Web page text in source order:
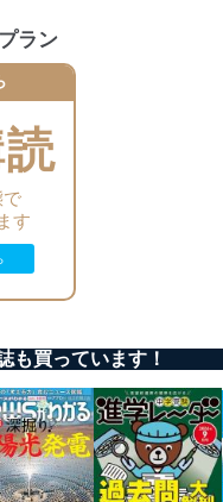
とする安全対策を実
はき損の防止及び是
きる機器及び当該
し、 個人データへ
ーザー制御機能（ユ
り、個人情報データ
テムを使用する従業
のオペレーティング
ラン
す
も買っています！